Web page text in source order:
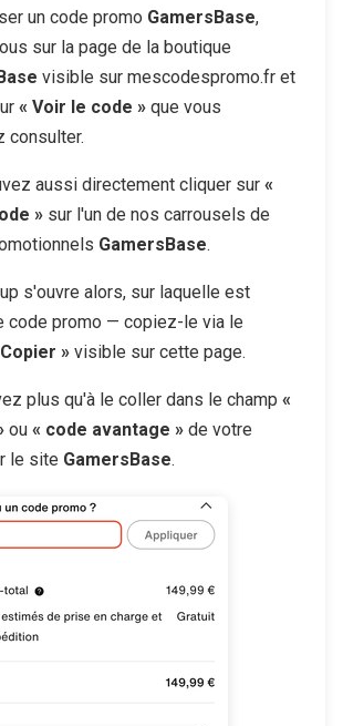
un code promo GamersBase,
sur la page de la boutique
visible sur mescodespromo.fr et
« Voir le code » que vous
consulter.
aussi directement cliquer sur «
» sur l'un de nos carrousels de
GamersBase.
s'ouvre alors, sur laquelle est
code promo — copiez-le via le
» visible sur cette page.
plus qu'à le coller dans le champ «
ou « code avantage » de votre
le site GamersBase.